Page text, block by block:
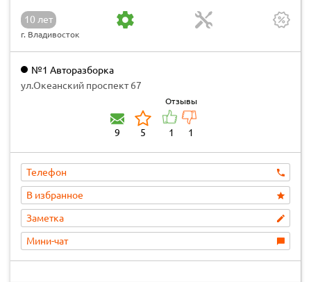
10 лет
г. Владивосток
№1 Авторазборка
ул.Океанский проспект 67
9 5
Отзывы
1 1
Телефон
В избранное
Заметка
Мини-чат